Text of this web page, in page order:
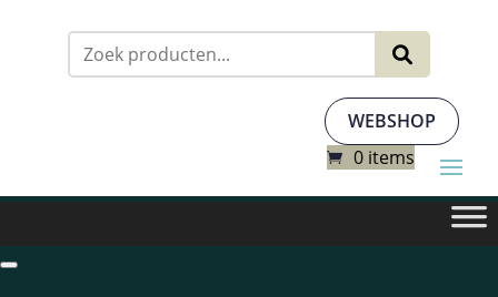
WEBSHOP
0 items